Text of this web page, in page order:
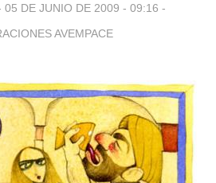
05 DE JUNIO DE 2009 - 09:16 -
AVEMPACE